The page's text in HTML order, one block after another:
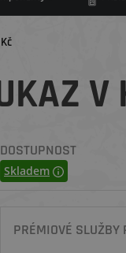
DOSTUPNOST
Skladem
PRÉMIOVÉ SLUŽBY